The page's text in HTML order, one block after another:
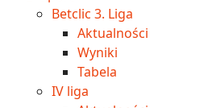
Betclic 3. Liga
Aktualności
Wyniki
Tabela
IV liga